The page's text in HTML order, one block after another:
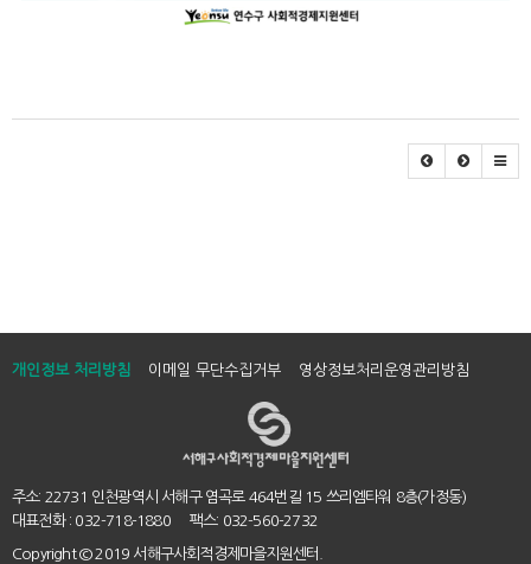
개인정보 처리방침 이메일 무단수집거부 영상정보처리운영관리방침
주소: 22731 인천광역시 서해구 염곡로 464번길 15 쓰리엠타워 8층(가정동)
대표전화 : 032-718-1880 팩스: 032-560-2732
Copyright© 2019 서해구사회적경제마을지원센터.